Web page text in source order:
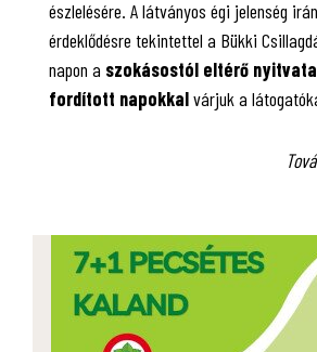
észlelésére. A látványos égi jelenség
érdeklődésre tekintettel a Bükki
napon a szokásostól eltérő
fordított napokkalvárjuk a